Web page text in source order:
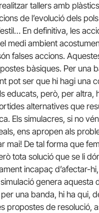
tallers amb
de l’evolució dels
En definitiva, les
medi ambient
falses accions.
bàsiques. Per una
pot ser que hi hagi una
educats, però, per altra,
alternatives que
Els simulacres, si no
ens apropen als
mai! De tal forma que
tota solució que se li
incapaç d’afectar-
genera aquesta
una banda, hi ha qui,
propostes de resolució,